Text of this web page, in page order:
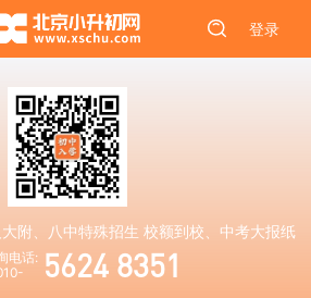
登录
附、八中特殊招生 校额到校、中考大报纸
电话: 5624 8351